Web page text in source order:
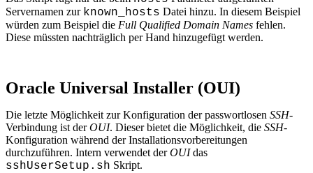
Servernamen zur known_hosts Datei hinzu. In diesem Beispiel
würden zum Beispiel die Full Qualified Domain Names fehlen.
Diese müssten nachträglich per Hand hinzugefügt werden.
Oracle Universal Installer (OUI)
Die letzte Möglichkeit zur Konfiguration der passwortlosen SSH-
Verbindung ist derOUI. Dieser bietet die Möglichkeit, die SSH-
Konfiguration während der Installationsvorbereitungen
durchzuführen. Intern verwendet derOUIdas
sshUserSetup.sh Skript.